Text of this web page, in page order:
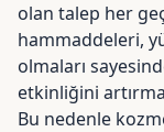
olan talep her
hammaddeleri,
olmaları
etkinliğini
Bu nedenle